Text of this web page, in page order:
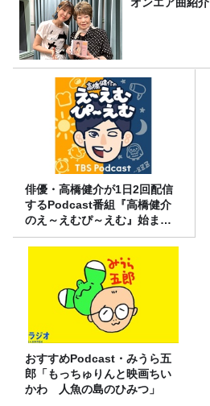
俳優・高橋健介が1日2回配信
するPodcast番組『高橋健介
のえ～えむぴ～えむ』始まり
ます
おすすめPodcast・みうら五
郎「もっちゅりんと映画ちい
かわ 人魚の島のひみつ」